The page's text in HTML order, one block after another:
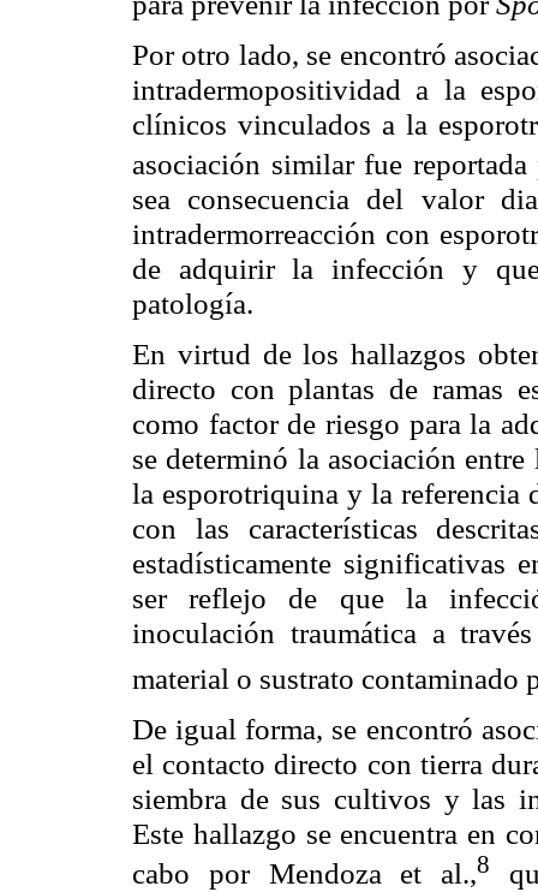
Por otro lado, se encontró
intradermopositividad a la
clínicos vinculados a la
asociación similar fue
sea consecuencia del valor
intradermorreacción con
de adquirir la infección y que
patología.
En virtud de los hallazgos
directo con plantas de ramas
como factor de riesgo para la
se determinó la asociación
la esporotriquina y la referencia
con las características
estadísticamente significativas
ser reflejo de que la
inoculación traumática a
material o sustrato contaminado
De igual forma, se encontró
el contacto directo con tierra
siembra de sus cultivos y las
Este hallazgo se encuentra en
cabo por Mendoza et al.,8